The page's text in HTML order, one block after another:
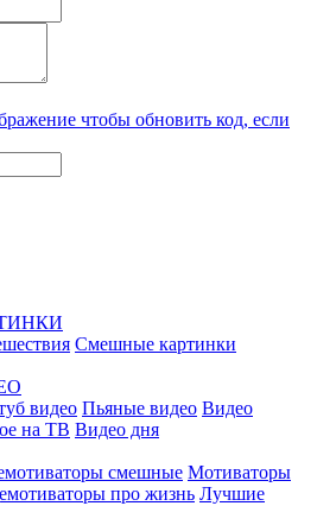
Смешные картинки
видео Пьяные видео Видео
на ТВ Видео дня
смешные Мотиваторы
про жизнь Лучшие